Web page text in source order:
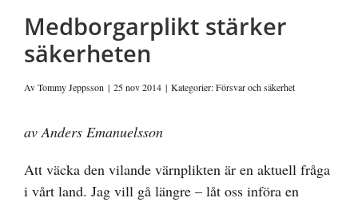
Medborgarplikt stärker
säkerheten
AvTommy Jeppsson | 25 nov 2014 | Kategorier:Försvar och säkerhet
av Anders Emanuelsson
Att väcka den vilande värnplikten är en aktuell fråga
i vårt land. Jag vill gå längre – låt oss införa en